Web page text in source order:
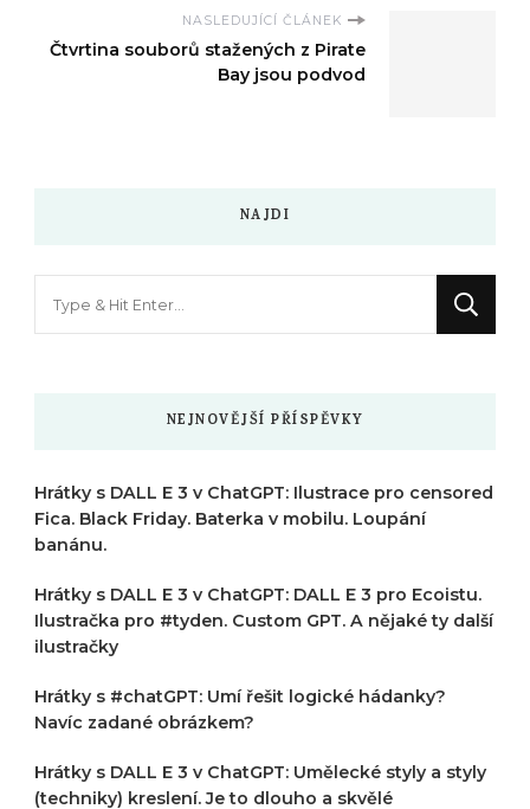
NASLEDUJÍCÍ ČLÁNEK
Čtvrtina souborů stažených z Pirate
Bay jsou podvod
NAJDI
NEJNOVĚJŠÍ PŘÍSPĚVKY
Hrátky s DALL E 3 v ChatGPT: Ilustrace pro censored
Fica. Black Friday. Baterka v mobilu. Loupání
banánu.
Hrátky s DALL E 3 v ChatGPT: DALL E 3 pro Ecoistu.
Ilustračka pro #tyden. Custom GPT. A nějaké ty další
ilustračky
Hrátky s #chatGPT: Umí řešit logické hádanky?
Navíc zadané obrázkem?
Hrátky s DALL E 3 v ChatGPT: Umělecké styly a styly
(techniky) kreslení. Je to dlouho a skvělé